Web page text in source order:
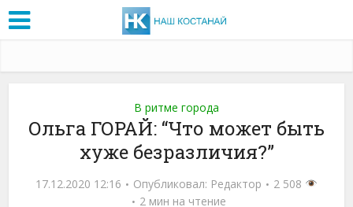
В ритме города
Ольга ГОРАЙ: “Что может быть
хуже безразличия?”
17.12.2020 12:16 Опубликовал: Редактор
2 508
2 мин на чтение